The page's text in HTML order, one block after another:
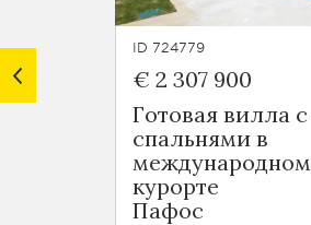
ID 724779
€ 2 307 900
Готовая вилла
спальнями в
международном
курорте
Пафос